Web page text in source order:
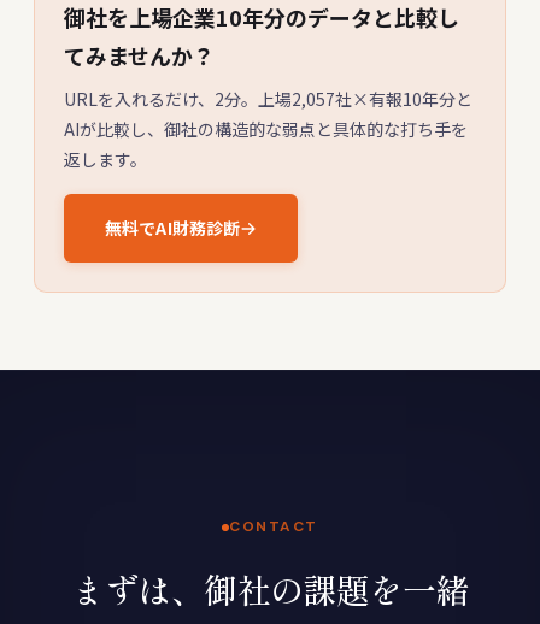
御社を上場企業10年分のデータと比較し
てみませんか？
URLを入れるだけ、2分。上場2,057社×有報10年分と
AIが比較し、御社の構造的な弱点と具体的な打ち手を
返します。
無料でAI財務診断
CONTACT
まずは、御社の課題を一緒